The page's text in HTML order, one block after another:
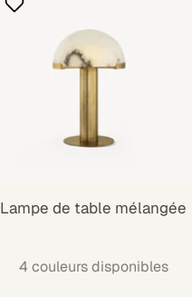
Lampe de table mélangée
4 couleurs disponibles